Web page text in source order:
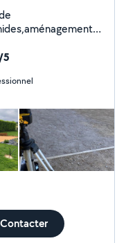
dans les
5
Contacter